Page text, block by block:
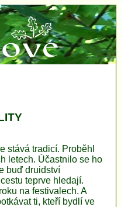
stává tradicí. Proběhl
letech. Účastnilo se ho
buď druidství
teprve hledají.
na festivalech. A
ti, kteří bydlí ve